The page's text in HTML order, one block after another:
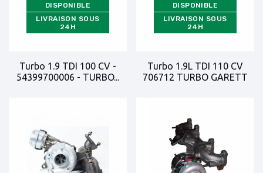
DISPONIBLE
LIVRAISON SOUS
24H
Turbo 1.9 TDI 100 CV -
54399700006 - TURBO...
DISPONIBLE
LIVRAISON SOUS
24H
Turbo 1.9L TDI 110 CV
706712 TURBO GARETT